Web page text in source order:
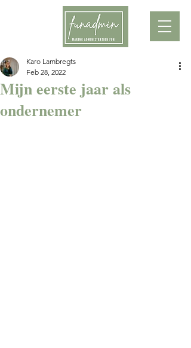
Mijn eerste jaar als
ondernemer
Karo Lambregts
Feb 28, 2022